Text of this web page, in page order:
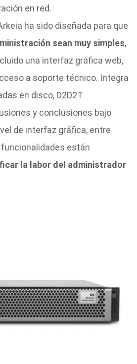
en red.
ha sido diseñada para que
sean muy simples,
una interfaz gráfica web,
a soporte técnico. Integra
en disco, D2D2T
y conclusiones bajo
de interfaz gráfica, entre
están
la labor del administrador